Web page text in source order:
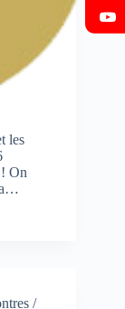
les
On
/